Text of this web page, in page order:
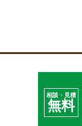
相談・見積
無料